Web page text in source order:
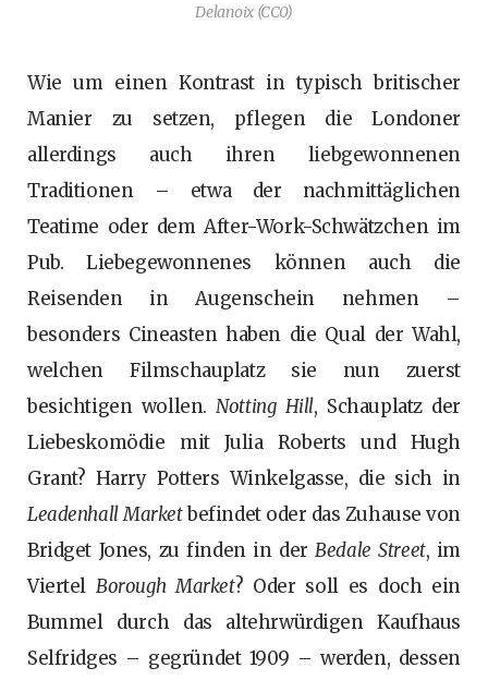
Delanoix (CC0)
Wie um einen Kontrast in typisch britischer
Manier zu setzen, pflegen die Londoner
allerdings auch ihren liebgewonnenen
Traditionen – etwa der nachmittäglichen
Teatime oder dem After-Work-Schwätzchen im
Pub. Liebegewonnenes können auch die
Reisenden in Augenschein nehmen –
besonders Cineasten haben die Qual der Wahl,
welchen Filmschauplatz sie nun zuerst
besichtigen wollen.Notting Hill, Schauplatz der
Liebeskomödie mit Julia Roberts und Hugh
Grant? Harry Potters Winkelgasse, die sich in
Leadenhall Marketbefindet oder das Zuhause von
Bridget Jones, zu finden in derBedale Street, im
ViertelBorough Market? Oder soll es doch ein
Bummel durch das altehrwürdigen Kaufhaus
Selfridges – gegründet 1909 – werden, dessen